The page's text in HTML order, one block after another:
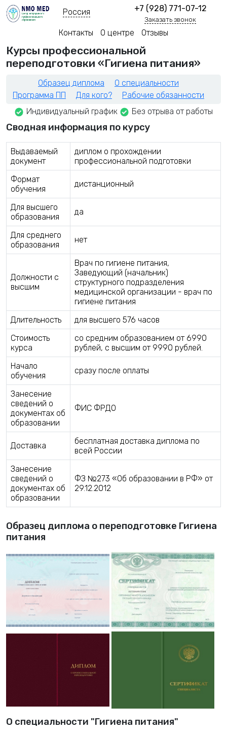
Россия
Контакты О центре Отзывы
+7 (928) 771-07-12
Заказать звонок
Курсы профессиональной
переподготовки «Гигиена питания»
Образец диплома
О специальности
Программа ПП
Для кого?
Рабочие обязанности
Индивидуальный график
Без отрыва от работы
Сводная информация по курсу
Выдаваемый
документ
диплом о прохождении
профессиональной подготовки
Формат
обучения
дистанционный
Для высшего
образования
да
Для среднего
образования
нет
Должности с
высшим
Врач по гигиене питания,
Заведующий (начальник)
структурного подразделения
медицинской организации - врач по
гигиене питания
Длительность
для высшего 576 часов
Стоимость
курса
со средним образованием от 6990
рублей, с высшим от 9990 рублей.
Начало
обучения
сразу после оплаты
Занесение
сведений о
документах об
образовании
ФИС ФРДО
Доставка
бесплатная доставка диплома по
всей России
Занесение
сведений о
документах об
образовании
ФЗ №273 «Об образовании в РФ» от
29.12.2012
Образец диплома о переподготовке Гигиена
питания
О специальности "Гигиена питания"